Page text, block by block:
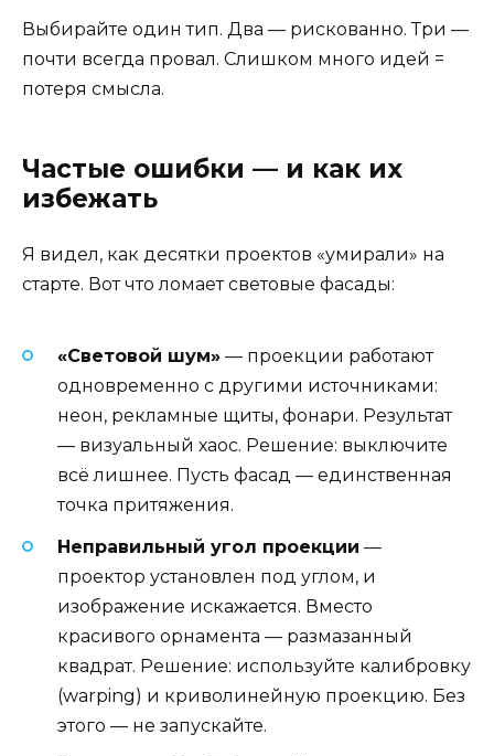
Выбирайте один тип. Два — рискованно. Три —
почти всегда провал. Слишком много идей =
потеря смысла.
Частые ошибки — и как их
избежать
Я видел, как десятки проектов «умирали» на
старте. Вот что ломает световые фасады:
«Световой шум» — проекции работают
одновременно с другими источниками:
неон, рекламные щиты, фонари. Результат
— визуальный хаос. Решение: выключите
всё лишнее. Пусть фасад — единственная
точка притяжения.
Неправильный угол проекции —
проектор установлен под углом, и
изображение искажается. Вместо
красивого орнамента — размазанный
квадрат. Решение: используйте калибровку
(warping) и криволинейную проекцию. Без
этого — не запускайте.